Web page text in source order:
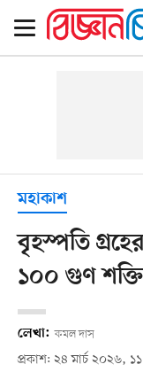
মহাকাশ
বৃহস্পতি
১০০ গুণ
লেখা: কমল দাস
প্রকাশ: ২৪ মার্চ ২০২৬,